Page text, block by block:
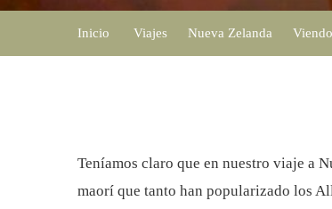
Inicio Viajes Nueva Zelanda
Teníamos claro que en nuestro viaje a
maorí que tanto han popularizado los